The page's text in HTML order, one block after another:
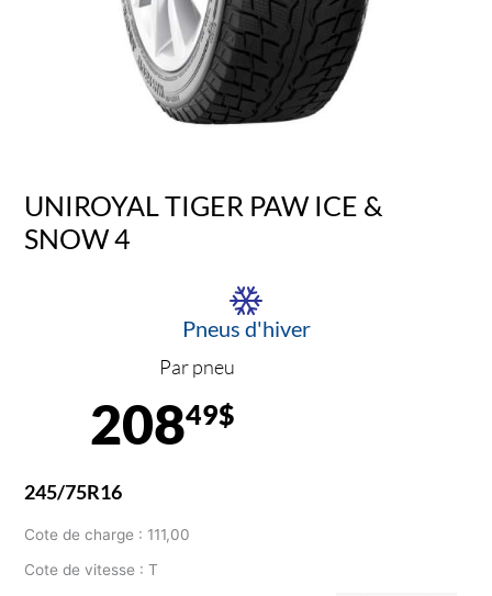
UNIROYAL TIGER PAW ICE &
SNOW 4
Pneus d'hiver
Par pneu
20849$
245/75R16
Cote de charge : 111,00
Cote de vitesse : T